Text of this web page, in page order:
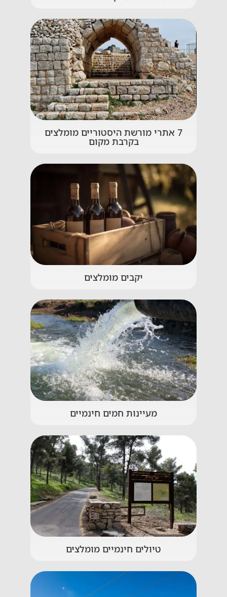
7 אתרי מורשת היסטוריים מומלצים
בקרבת מקום
יקבים מומלצים
מעיינות חמים חינמיים
טיולים חינמיים מומלצים